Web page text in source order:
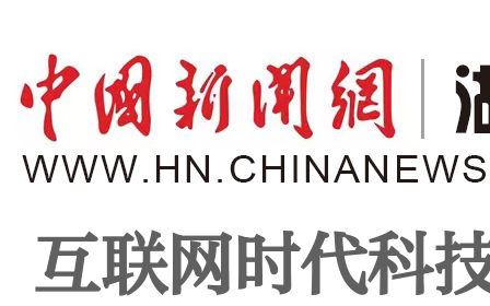
互联网时代科